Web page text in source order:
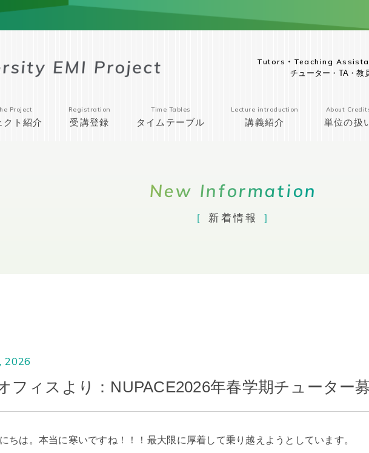
Tutors・Teaching
チューター・TA・教
Project
クト紹介
Registration
受講登録
Time Tables
タイムテーブル
Lecture introduction
講義紹介
About
単位の扱
New Information
新着情報
2026
フィスより：NUPACE2026年春学期チューター
ちは。本当に寒いですね！！！最大限に厚着して乗り越えようとしています。